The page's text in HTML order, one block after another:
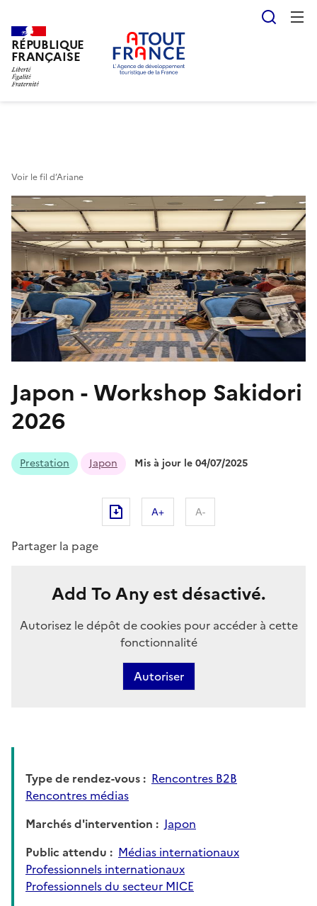
Aller
au
contenu
RÉPUBLIQUE
FRANÇAISE
Voir le fil d’Ariane
Japon - Workshop Sakidori
2026
Prestation Japon Mis à jour le 04/07/2025
A+ A-
Partager la page
Add To Any est désactivé.
Autorisez le dépôt de cookies pour accéder à cette
fonctionnalité
Autoriser
Type de rendez-vous
Rencontres B2B
Rencontres médias
Marchés d'intervention
Japon
Public attendu
Médias internationaux
Professionnels internationaux
Professionnels du secteur MICE